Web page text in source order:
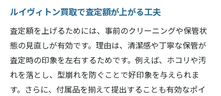
ルイヴィトン買取で査定額が上がる工夫
査定額を上げるためには、事前のクリーニングや保管状
態の見直しが有効です。理由は、清潔感や丁寧な保管が
査定時の印象を左右するためです。例えば、ホコリや汚
れを落とし、型崩れを防ぐことで好印象を与えられま
す。さらに、付属品を揃えて提出することも有効なポイ